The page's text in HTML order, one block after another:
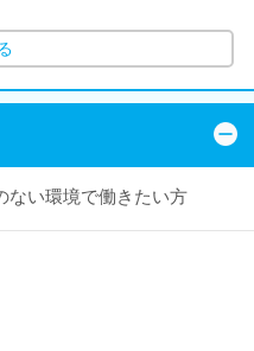
ない環境で働きたい方